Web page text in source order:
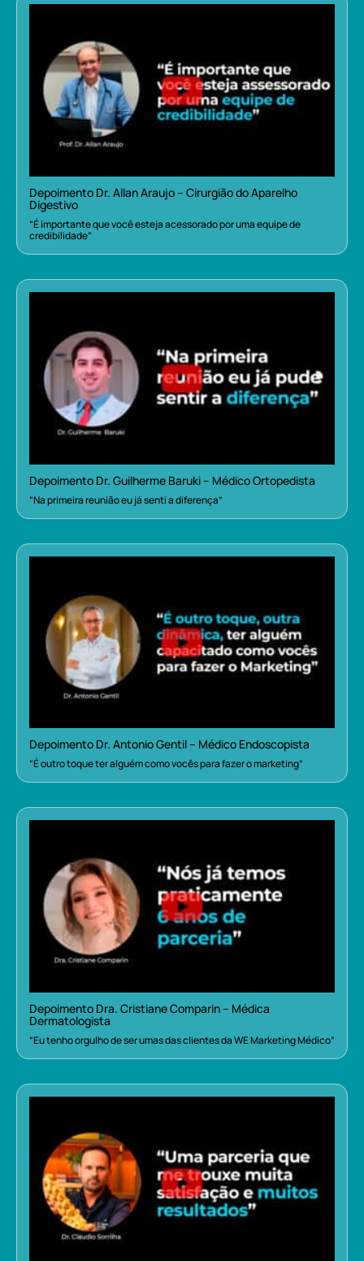
Depoimento Dr. Allan Araujo – Cirurgião do Aparelho
Digestivo
“É importante que você esteja acessorado por uma equipe de
credibilidade”
Depoimento Dr. Guilherme Baruki – Médico Ortopedista
“Na primeira reunião eu já senti a diferença”
Depoimento Dr. Antonio Gentil – Médico Endoscopista
“É outro toque ter alguém como vocês para fazer o marketing”
Depoimento Dra. Cristiane Comparin – Médica
Dermatologista
“Eu tenho orgulho de ser umas das clientes da WE Marketing Médico”